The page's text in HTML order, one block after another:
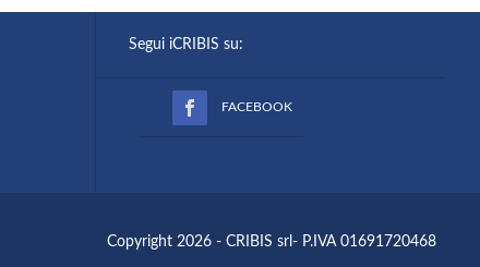
Segui iCRIBIS su:
FACEBOOK
Copyright 2026 - CRIBIS srl- P.IVA 01691720468